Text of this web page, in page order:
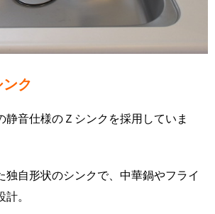
ク
静音仕様のＺシンクを採用していま
独自形状のシンクで、中華鍋やフライ
。